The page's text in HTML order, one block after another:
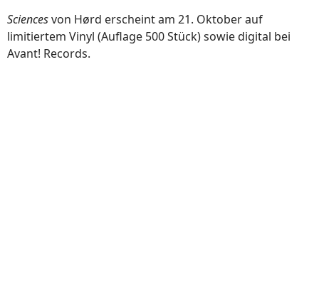
Sciencesvon Hørd erscheint am 21. Oktober auf
limitiertem Vinyl (Auflage 500 Stück) sowie digital bei
Avant! Records.